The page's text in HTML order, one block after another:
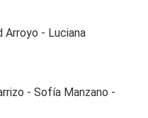
Arroyo - Luciana
- Sofía Manzano -